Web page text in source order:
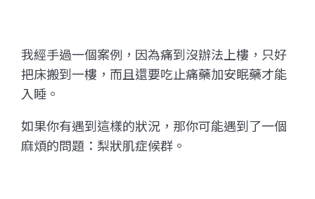
我經手過一個案例，因為痛到沒辦法上樓，只好
把床搬到一樓， 而且還要吃止痛藥加安眠藥才能
入睡。
如果你有遇到這樣的狀況，那你可能遇到了一個
麻煩的問題：梨狀肌症候群。